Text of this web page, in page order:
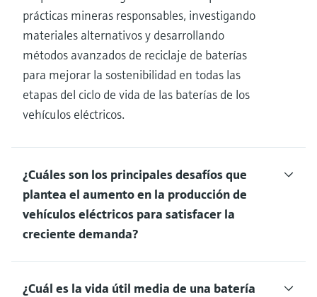
prácticas mineras responsables, investigando
materiales alternativos y desarrollando
métodos avanzados de reciclaje de baterías
para mejorar la sostenibilidad en todas las
etapas del ciclo de vida de las baterías de los
vehículos eléctricos.
¿Cuáles son los principales desafíos que
plantea el aumento en la producción de
vehículos eléctricos para satisfacer la
creciente demanda?
¿Cuál es la vida útil media de una batería